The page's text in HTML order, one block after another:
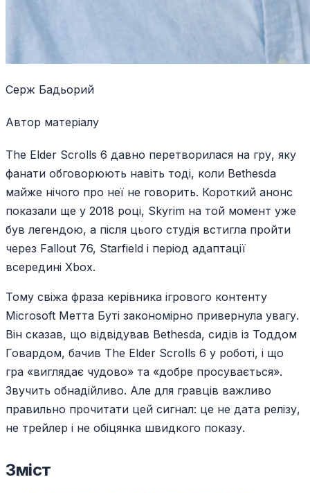
Серж Бадьорий
Автор матеріалу
The Elder Scrolls 6 давно перетворилася на гру, яку
фанати обговорюють навіть тоді, коли Bethesda
майже нічого про неї не говорить. Короткий анонс
показали ще у 2018 році, Skyrim на той момент уже
був легендою, а після цього студія встигла пройти
через Fallout 76, Starfield і період адаптації
всередині Xbox.
Тому свіжа фраза керівника ігрового контенту
Microsoft Метта Буті закономірно привернула увагу.
Він сказав, що відвідував Bethesda, сидів із Тоддом
Говардом, бачив The Elder Scrolls 6 у роботі, і що
гра «виглядає чудово» та «добре просувається».
Звучить обнадійливо. Але для гравців важливо
правильно прочитати цей сигнал: це не дата релізу,
не трейлер і не обіцянка швидкого показу.
Зміст